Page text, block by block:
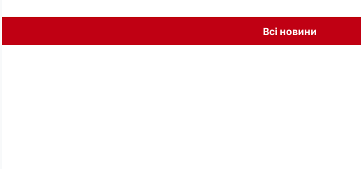
Всі новини